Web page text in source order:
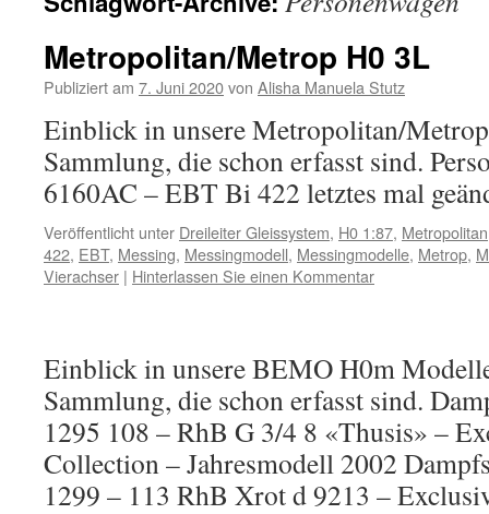
Metropolitan/Metrop H0 3L
Publiziert am 7. Juni 2020von Alisha Manuela Stutz
Einblick in unsere Metropolitan/
Sammlung, die schon erfasst sind.
6160AC – EBT Bi 422 letztes mal
Veröffentlicht unter Dreileiter Gleissystem, H0 1:87, Metropolitan
422, EBT, Messing, Messingmodell, Messingmodelle, Metrop,
Vierachser | Hinterlassen Sie einen Kommentar
Einblick in unsere BEMO H0m
Sammlung, die schon erfasst sind.
1295 108 – RhB G 3/4 8 «Thusis» –
Collection – Jahresmodell 2002
1299 – 113 RhB Xrot d 9213 –